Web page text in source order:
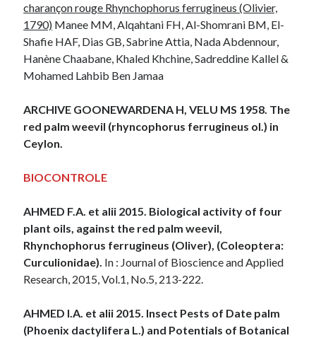
charançon rouge Rhynchophorus ferrugineus (Olivier,
1790) Manee MM, Alqahtani FH, Al-Shomrani BM, El-
Shafie HAF, Dias GB, Sabrine Attia, Nada Abdennour,
Hanène Chaabane, Khaled Khchine, Sadreddine Kallel &
Mohamed Lahbib Ben Jamaa
ARCHIVE GOONEWARDENA H, VELU MS 1958. The
red palm weevil (rhyncophorus ferrugineus ol.) in
Ceylon.
BIOCONTROLE
AHMED F.A. et alii 2015. Biological activity of four
plant oils, against the red palm weevil,
Rhynchophorus ferrugineus (Oliver), (Coleoptera:
Curculionidae). In : Journal of Bioscience and Applied
Research, 2015, Vol.1, No.5, 213-222.
AHMED I.A. et alii 2015. Insect Pests of Date palm
(Phoenix dactylifera L.) and Potentials of Botanical